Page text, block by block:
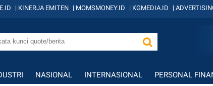
| KINERJA EMITEN | MOMSMONEY.ID | KGMEDIA.ID |
NASIONAL INTERNASIONAL PERSONAL